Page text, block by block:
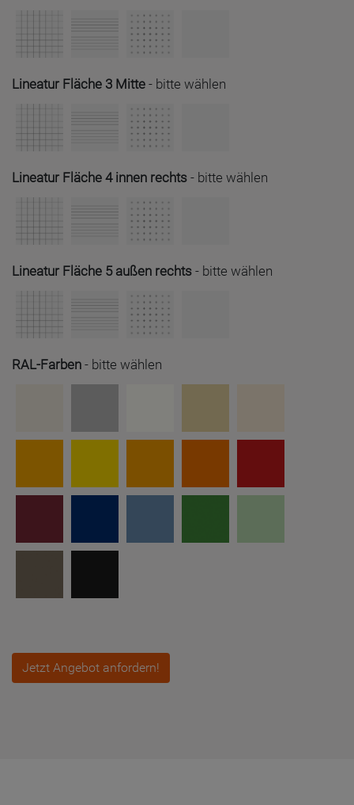
Lineatur Fläche 3 Mitte - bitte wählen
Lineatur Fläche 4 innen rechts - bitte wählen
Lineatur Fläche 5 außen rechts - bitte wählen
RAL-Farben - bitte wählen
Jetzt Angebot anfordern!